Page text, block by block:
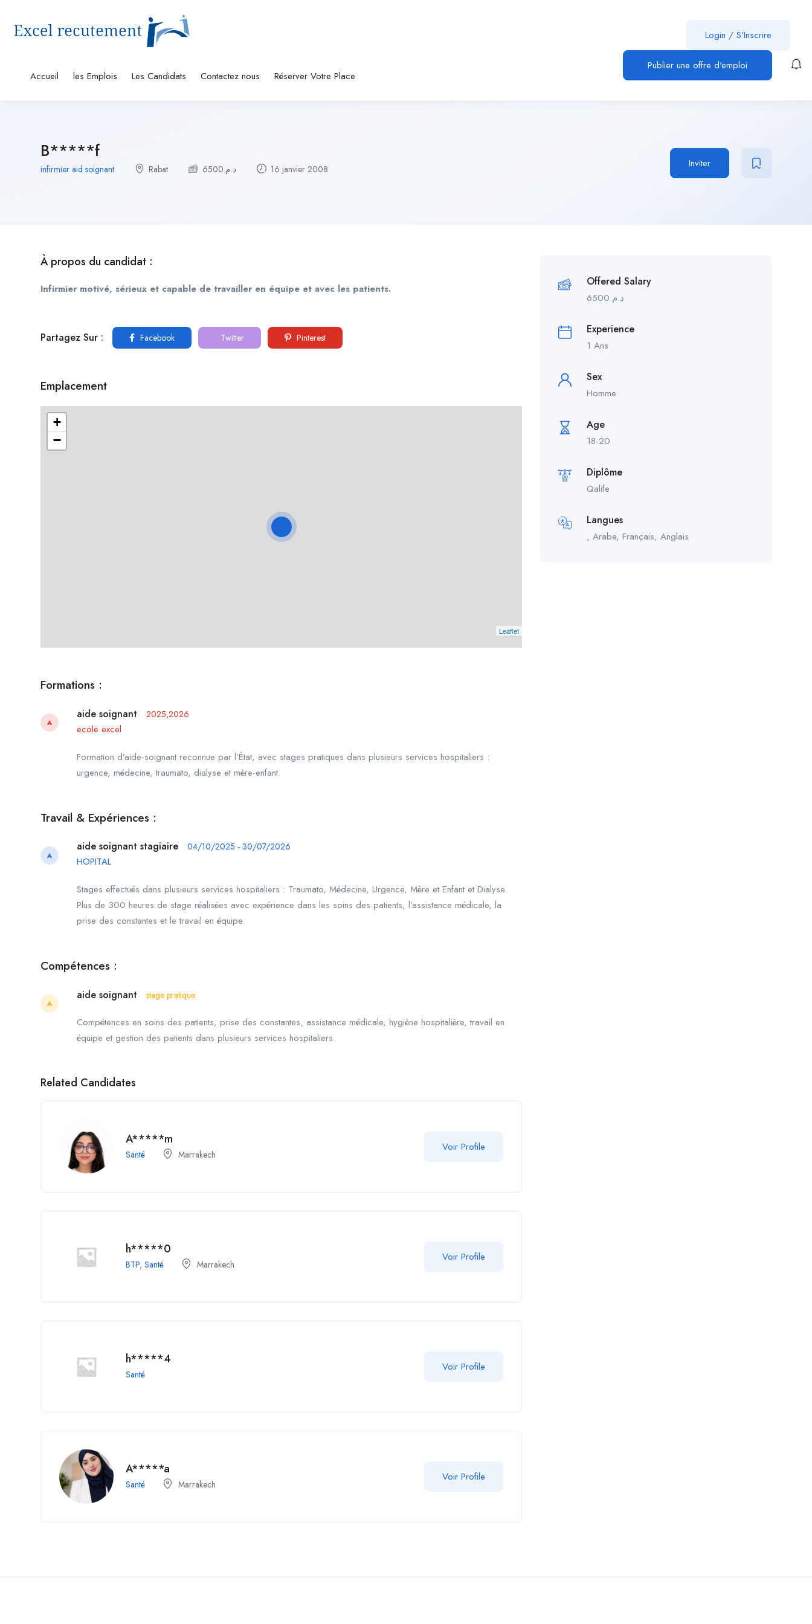
Accueil les Emplois Les Candidats Contactez nous Réserver Votre Place
Login / S'Inscrire
Publier une offre d'emploi
B*****f
infirmier aid soignant Rabat د.م.6500 16 janvier 2008 Inviter
À propos du candidat :
Infirmier motivé, sérieux et capable de travailler en équipe et avec les patients.
Partagez Sur : Facebook Twitter Pinterest
Emplacement
+
−
Leaflet
Formations :
A
aide soignant 2025,2026
ecole excel
Formation d’aide-soignant reconnue par l’État, avec stages pratiques dans plusieurs services hospitaliers :
urgence, médecine, traumato, dialyse et mère-enfant.
Travail & Expériences :
A
aide soignant stagiaire 04/10/2025 - 30/07/2026
HOPITAL
Stages effectués dans plusieurs services hospitaliers : Traumato, Médecine, Urgence, Mère et Enfant et Dialyse.
Plus de 300 heures de stage réalisées avec expérience dans les soins des patients, l’assistance médicale, la
prise des constantes et le travail en équipe.
Compétences :
A
aide soignant stage pratique
Compétences en soins des patients, prise des constantes, assistance médicale, hygiène hospitalière, travail en
équipe et gestion des patients dans plusieurs services hospitaliers.
Related Candidates
A*****m
Santé Marrakech
Voir Profile
h*****0
BTP, Santé Marrakech
Voir Profile
h*****4
Santé
Voir Profile
A*****a
Santé Marrakech
Voir Profile
Offered Salary
د.م.6500
Experience
1 Ans
Sex
Homme
Age
18-20
Diplôme
Qalife
Langues
, Arabe, Français, Anglais